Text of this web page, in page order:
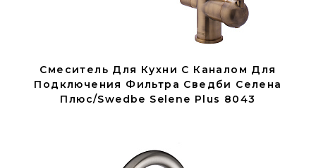
Смеситель Для Кухни С Каналом Для
Подключения Фильтра Сведби Селена
Плюс/Swedbe Selene Plus 8043